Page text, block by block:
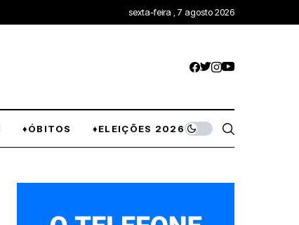
sexta-feira , 7 agosto 2026
♦ÓBITOS ♦ELEIÇÕES 2026